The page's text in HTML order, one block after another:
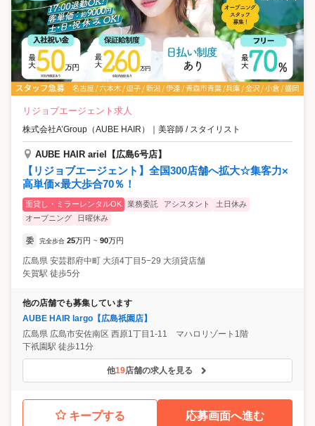
リジョブエージェント求人
株式会社A’Group（AUBE HAIR） 美容師 / スタイリスト
AUBE HAIR ariel【広島6号店】
【リジョブエージェント】全国300店舗へ拡大☆集客力×
高単価×最大歩合70％！
面貸し・ミラーレンタルOK 業務委託 アシスタント
土日休み
オープニング
日曜休み
委 完全歩合 25万円 ~ 90万円
広島県 安芸郡府中町 大須4丁目5−29 大須貸店舗
矢賀駅 徒歩5分
他の店舗でも募集しています
AUBE HAIR largo【広島祇園店】
広島県 広島市安佐南区 西原1丁目1-11 マハロリゾート1階
下祇園駅 徒歩11分
他19店舗の求人を見る
キープする 応募画面へ進む